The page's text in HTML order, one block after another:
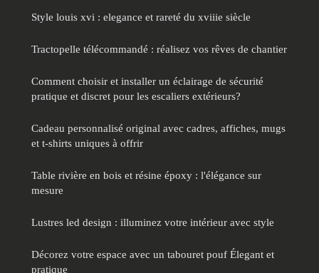
Style louis xvi : elegance et rareté du xviiie siècle
Tractopelle télécommandé : réalisez vos rêves de chantier
Comment choisir et installer un éclairage de sécurité
pratique et discret pour les escaliers extérieurs?
Cadeau personnalisé original avec cadres, affiches, mugs
et t-shirts uniques à offrir
Table rivière en bois et résine époxy : l'élégance sur
mesure
Lustres led design : illuminez votre intérieur avec style
Décorez votre espace avec un tabouret pouf Élegant et
pratique